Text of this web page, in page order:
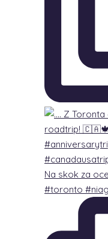
Na skok za
#toronto